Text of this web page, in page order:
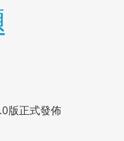
版正式發佈